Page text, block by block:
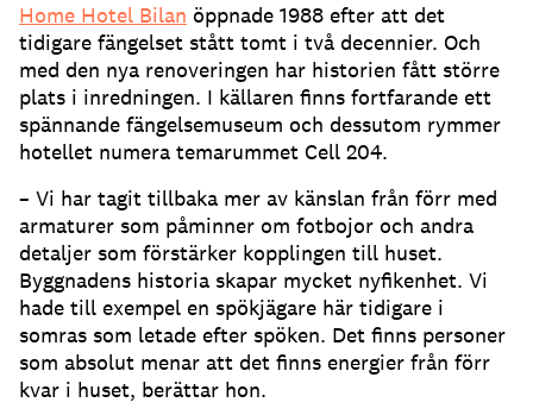
Home Hotel Bilan öppnade 1988 efter att det
tidigare fängelset stått tomt i två decennier. Och
med den nya renoveringen har historien fått större
plats i inredningen. I källaren finns fortfarande ett
spännande fängelsemuseum och dessutom rymmer
hotellet numera temarummet Cell 204.
– Vi har tagit tillbaka mer av känslan från förr med
armaturer som påminner om fotbojor och andra
detaljer som förstärker kopplingen till huset.
Byggnadens historia skapar mycket nyfikenhet. Vi
hade till exempel en spökjägare här tidigare i
somras som letade efter spöken. Det finns personer
som absolut menar att det finns energier från förr
kvar i huset, berättar hon.